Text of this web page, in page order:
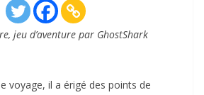
jeu d’aventure par GhostShark
voyage, il a érigé des points de